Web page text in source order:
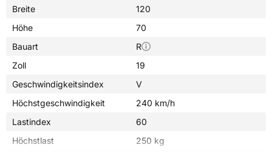
Breite
120
Höhe
70
Bauart
R
Zoll
19
Geschwindigkeitsindex
V
Höchstgeschwindigkeit
240 km/h
Lastindex
60
Höchstlast
250 kg